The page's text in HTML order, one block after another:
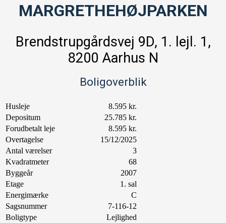
MARGRETHEHØJPARKEN
Brendstrupgårdsvej 9D, 1. lejl. 1,
8200 Aarhus N
Boligoverblik
Husleje
8.595 kr.
Depositum
25.785 kr.
Forudbetalt leje
8.595 kr.
Overtagelse
15/12/2025
Antal værelser
3
Kvadratmeter
68
Byggeår
2007
Etage
1. sal
Energimærke
C
Sagsnummer
7-116-12
Boligtype
Lejlighed